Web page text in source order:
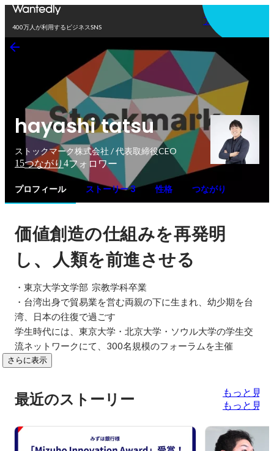
400万人が利用するビジネスSNS
アプリを使う
hayashi tatsu
ストックマーク株式会社 / 代表取締役CEO
15つながり 4フォロワー
プロフィール ストーリー 3 性格 つながり
価値創造の仕組みを再発明
し 、人類を前進させる
・東京大学文学部  宗教学科卒業
・台湾出身で貿易業を営む両親の下に生まれ、幼少期を台
湾、日本の往復で過ごす
学生時代には、東京大学・北京大学・ソウル大学の学生交
流ネットワークにて、300名規模のフォーラムを主催
さらに表示
最近のストーリー
もっと見る
もっと見る